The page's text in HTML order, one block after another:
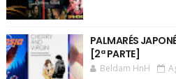
PALMARÉS
[2ª PARTE]
Beldam HnH